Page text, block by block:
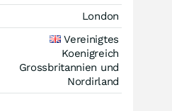
London
Vereinigtes
Koenigreich
Grossbritannien und
Nordirland